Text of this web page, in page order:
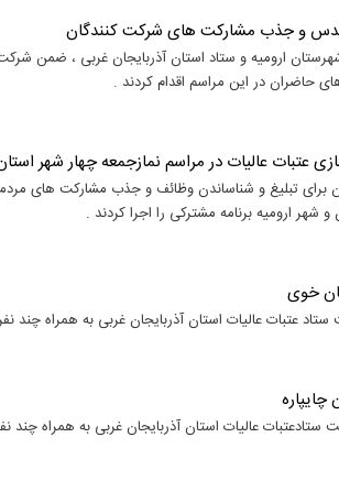
قدس و جذب مشارکت های شرکت کنندگان
ارومیه و ستاد استان آذربایجان غربی ، ضمن
عتبات عالیات در مراسم نمازجمعه چهار شهر
برای تبلیغ و شناساندن وظائف و جذب مشارکت های
شهر ارومیه برنامه مشترکی را اجرا کردند .
خوی
عتبات عالیات استان آذربایجان غربی به همراه چند
عالیات استان آذربایجان غربی به همراه چند